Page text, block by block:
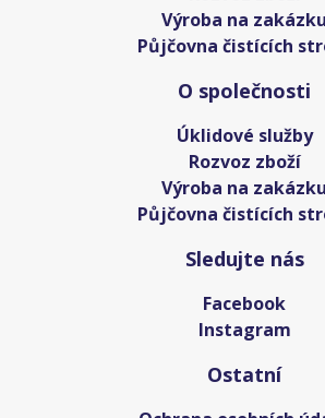
Výroba na zakázku
Půjčovna čistících
O společnosti
Úklidové služby
Rozvoz zboží
Výroba na zakázku
Půjčovna čistících
Sledujte nás
Facebook
Instagram
Ostatní